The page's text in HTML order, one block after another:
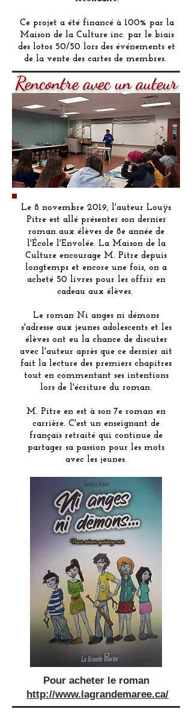
Ce projet a été financé à 100% par la
Maison de la Culture inc. par le biais
des lotos 50/50 lors des événements et
de la vente des cartes de membres.
Rencontre avec un auteur
Le 8 novembre 2019, l'auteur Louÿs
Pitre est allé présenter son dernier
roman aux élèves de 8e année de
l'École l'Envolée. La Maison de la
Culture encourage M. Pitre depuis
longtemps et encore une fois, on a
acheté 50 livres pour les offrir en
cadeau aux élèves.
Le roman Ni anges ni démons
s'adresse aux jeunes adolescents et les
élèves ont eu la chance de discuter
avec l'auteur après que ce dernier ait
fait la lecture des premiers chapitres
tout en commentant ses intentions
lors de l'écriture du roman.
M. Pitre en est à son 7e roman en
carrière. C'est un enseignant de
français retraité qui continue de
partager sa passion pour les mots
avec les jeunes.
Pour acheter le roman
http://www.lagrandemaree.ca/